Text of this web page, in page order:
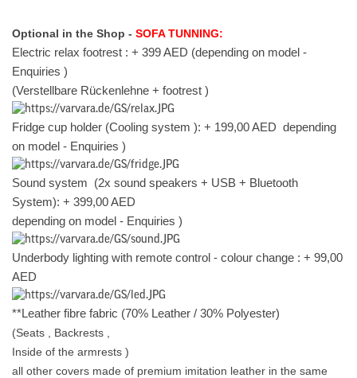
Optional in the Shop - SOFA TUNNING:
Electric relax footrest : + 399 AED (depending on model -
Enquiries )
(Verstellbare Rückenlehne + footrest )
Fridge cup holder (Cooling system ): + 199,00 AED depending
on model - Enquiries )
Sound system (2x sound speakers + USB + Bluetooth
System): + 399,00 AED
depending on model - Enquiries )
Underbody lighting with remote control - colour change : + 99,00
AED
**Leather fibre fabric (70% Leather / 30% Polyester)
(Seats , Backrests ,
Inside of the armrests )
all other covers made of premium imitation leather in the same